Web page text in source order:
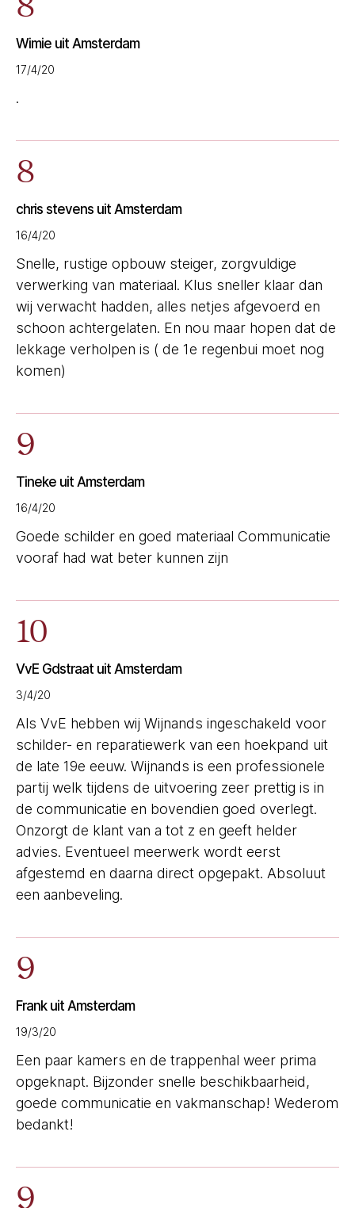
Wimie uit Amsterdam
17/4/20
.
8
chris stevens uit Amsterdam
16/4/20
Snelle, rustige opbouw steiger, zorgvuldige
verwerking van materiaal. Klus sneller klaar dan
wij verwacht hadden, alles netjes afgevoerd en
schoon achtergelaten. En nou maar hopen dat de
lekkage verholpen is ( de 1e regenbui moet nog
komen)
9
Tineke uit Amsterdam
16/4/20
Goede schilder en goed materiaal Communicatie
vooraf had wat beter kunnen zijn
10
VvE Gdstraat uit Amsterdam
3/4/20
Als VvE hebben wij Wijnands ingeschakeld voor
schilder- en reparatiewerk van een hoekpand uit
de late 19e eeuw. Wijnands is een professionele
partij welk tijdens de uitvoering zeer prettig is in
de communicatie en bovendien goed overlegt.
Onzorgt de klant van a tot z en geeft helder
advies. Eventueel meerwerk wordt eerst
afgestemd en daarna direct opgepakt. Absoluut
een aanbeveling.
9
Frank uit Amsterdam
19/3/20
Een paar kamers en de trappenhal weer prima
opgeknapt. Bijzonder snelle beschikbaarheid,
goede communicatie en vakmanschap! Wederom
bedankt!
9